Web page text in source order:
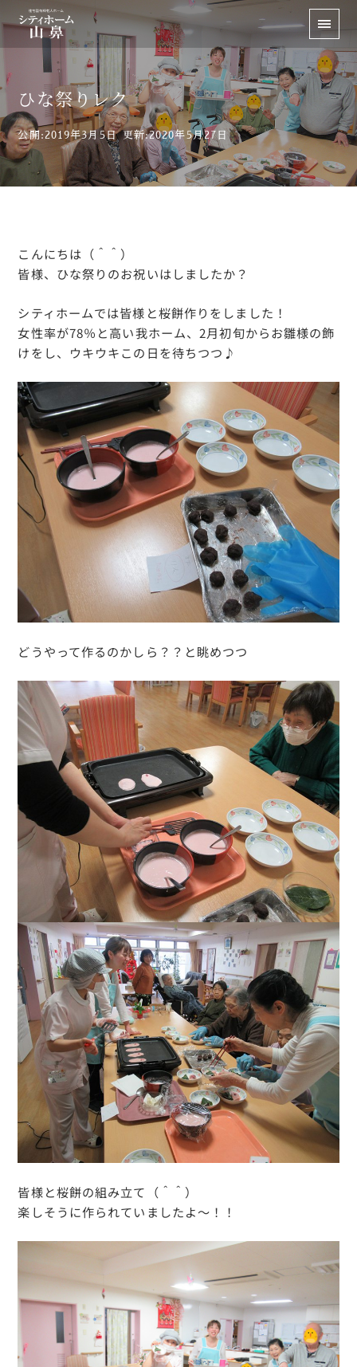
ひな祭りレク
公開:2019年3月5日 更新:2020年5月27日
こんにちは（＾＾）
皆様、ひな祭りのお祝いはしましたか？
シティホームでは皆様と桜餅作りをしました！
女性率が78％と高い我ホーム、2月初旬からお雛様の飾
けをし、ウキウキこの日を待ちつつ♪
どうやって作るのかしら？？と眺めつつ
皆様と桜餅の組み立て（＾＾）
楽しそうに作られていましたよ～！！